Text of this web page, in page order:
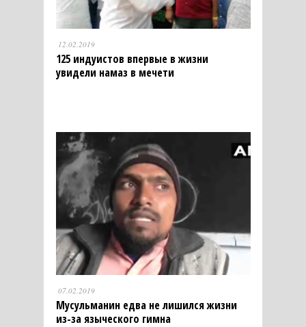
12.02.2019
125 индуистов впервые в жизни
увидели намаз в мечети
07.02.2019
Мусульманин едва не лишился жизни
из-за языческого гимна